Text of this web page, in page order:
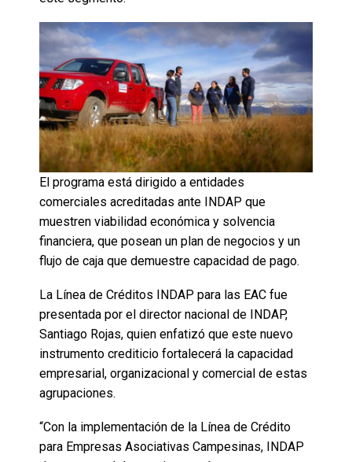
El programa está dirigido a entidades
comerciales acreditadas ante INDAP que
muestren viabilidad económica y solvencia
financiera, que posean un plan de negocios y un
flujo de caja que demuestre capacidad de pago.
La Línea de Créditos INDAP para las EAC fue
presentada por el director nacional de INDAP,
Santiago Rojas, quien enfatizó que este nuevo
instrumento crediticio fortalecerá la capacidad
empresarial, organizacional y comercial de estas
agrupaciones.
“Con la implementación de la Línea de Crédito
para Empresas Asociativas Campesinas, INDAP